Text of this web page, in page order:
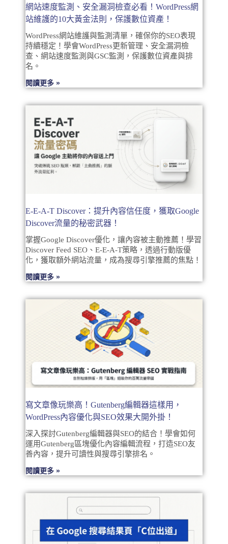
網站速度監測、安全漏洞檢查必看！WordPress網
站維護的10大黃金法則，保護數位資產！
WordPress網站維護與監測清單，確保你的SEO表現
持續穩定！學會WordPress更新管理、安全漏洞檢
查、網站速度監測與GSC監測，保護數位資產與排
名。
閱讀更多 »
E-E-A-T Discover：提升內容信任度，獲取Google
Discover流量的秘密武器！
掌握Google Discover優化，讓內容被主動推薦！學習
Discover Feed SEO、E-E-A-T策略，透過行動版優
化，獲取額外網站流量，成為搜尋引擎推薦的焦點！
閱讀更多 »
寫文章像玩樂高！Gutenberg編輯器這樣用，
WordPress內容優化與SEO效果大開外掛！
深入探討Gutenberg編輯器與SEO的結合！學會如何
運用Gutenberg區塊優化內容編輯流程，打造SEO友
善內容，提升可讀性與搜尋引擎排名。
閱讀更多 »